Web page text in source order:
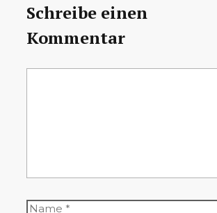
Schreibe einen
Kommentar
Name